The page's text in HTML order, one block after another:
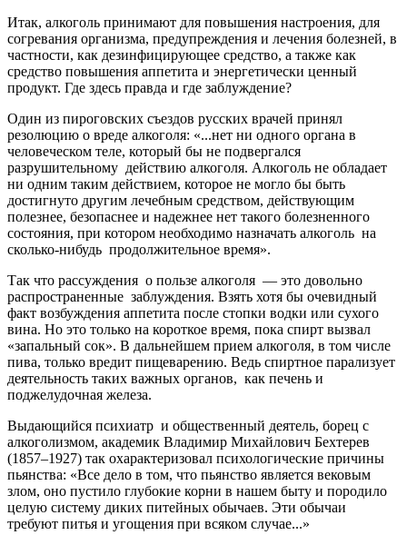
Итак, алкоголь принимают для повышения настроения, для
согревания организма, предупреждения и лечения болезней, в
частности, как дезинфицирующее средство, а также как
средство повышения аппетита и энергетически ценный
продукт. Где здесь правда и где заблуждение?
Один из пироговских съездов русских врачей принял
резолюцию о вреде алкоголя: «...нет ни одного органа в
человеческом теле, который бы не подвергался
разрушительному действию алкоголя. Алкоголь не обладает
ни одним таким действием, которое не могло бы быть
достигнуто другим лечебным средством, действующим
полезнее, безопаснее и надежнее нет такого болезненного
состояния, при котором необходимо назначать алкоголь на
сколько-нибудь продолжительное время».
Так что рассуждения о пользе алкоголя — это довольно
распространенные заблуждения. Взять хотя бы очевидный
факт возбуждения аппетита после стопки водки или сухого
вина. Но это только на короткое время, пока спирт вызвал
«запальный сок». В дальнейшем прием алкоголя, в том числе
пива, только вредит пищеварению. Ведь спиртное парализует
деятельность таких важных органов, как печень и
поджелудочная железа.
Выдающийся психиатр и общественный деятель, борец с
алкоголизмом, академик Владимир Михайлович Бехтерев
(1857–1927) так охарактеризовал психологические причины
пьянства: «Все дело в том, что пьянство является вековым
злом, оно пустило глубокие корни в нашем быту и породило
целую систему диких питейных обычаев. Эти обычаи
требуют питья и угощения при всяком случае...»